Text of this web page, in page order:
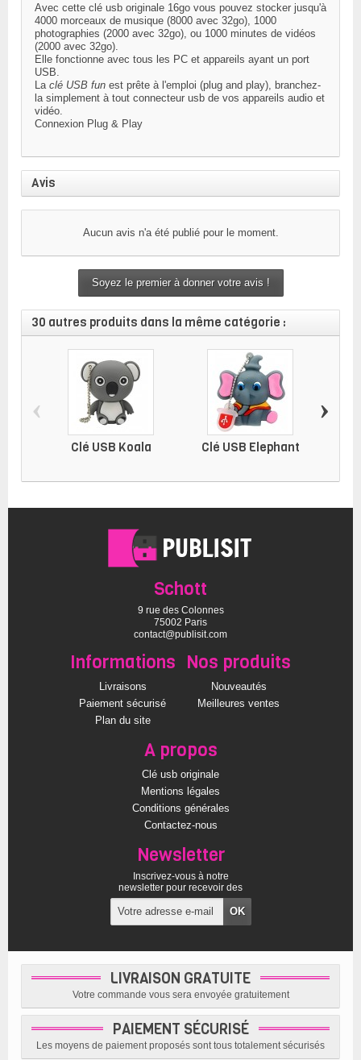
Avec cette clé usb originale 16go vous pouvez stocker jusqu'à
4000 morceaux de musique (8000 avec 32go), 1000
photographies (2000 avec 32go), ou 1000 minutes de vidéos
(2000 avec 32go).
Elle fonctionne avec tous les PC et appareils ayant un port
USB.
La clé USB fun est prête à l'emploi (plug and play), branchez-
la simplement à tout connecteur usb de vos appareils audio et
vidéo.
Connexion Plug & Play
Avis
Aucun avis n'a été publié pour le moment.
Soyez le premier à donner votre avis !
30 autres produits dans la même catégorie :
Clé USB Koala Clé USB Elephant
‹ ›
Schott
9 rue des Colonnes
75002 Paris
contact@publisit.com
Informations
Livraisons
Paiement sécurisé
Plan du site
Nos produits
Nouveautés
Meilleures ventes
A propos
Clé usb originale
Mentions légales
Conditions générales
Contactez-nous
Newsletter
Inscrivez-vous à notre
newsletter pour recevoir des
offres exclusives
LIVRAISON GRATUITE
Votre commande vous sera envoyée gratuitement
PAIEMENT SÉCURISÉ
Les moyens de paiement proposés sont tous totalement sécurisés